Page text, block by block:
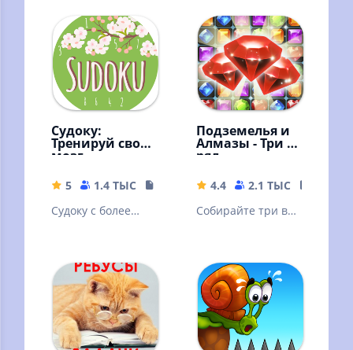
наслаждайся
забавными
историями.
легкие! Судоку -
классический
Судоку:
Тренируй свой
мозг
5 1.4 ТЫС
17.73 MB
Судоку с более
и убойными
возможностями
Подземелья и
Алмазы - Три в
ряд
4.4 2.1 ТЫС
Собирайте три в
русском языке в
игре без
интернета!